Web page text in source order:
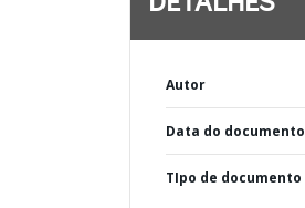
Autor
Data do documento
TIpo de documento